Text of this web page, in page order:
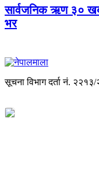
सार्वजनिक ऋण ३०
भर
सूचना विभाग दर्ता नं.